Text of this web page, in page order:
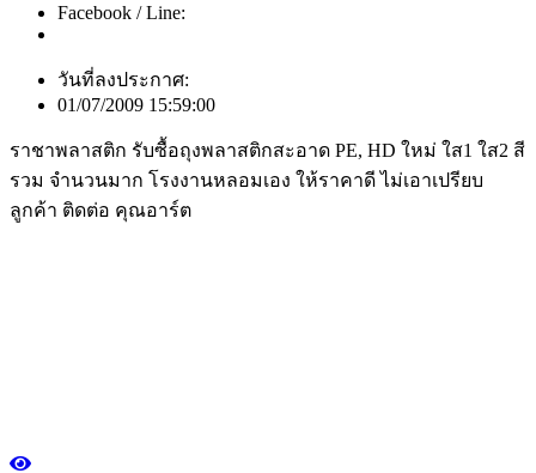
Facebook / Line:
วันที่ลงประกาศ:
01/07/2009 15:59:00
ราชาพลาสติก รับซื้อถุงพลาสติกสะอาด PE, HD ใหม่ ใส1 ใส2 สี
รวม จำนวนมาก โรงงานหลอมเอง ให้ราคาดี ไม่เอาเปรียบ
ลูกค้า ติดต่อ คุณอาร์ต